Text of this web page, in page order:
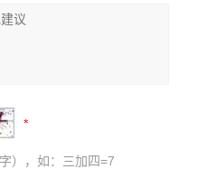
），如：三加四=7